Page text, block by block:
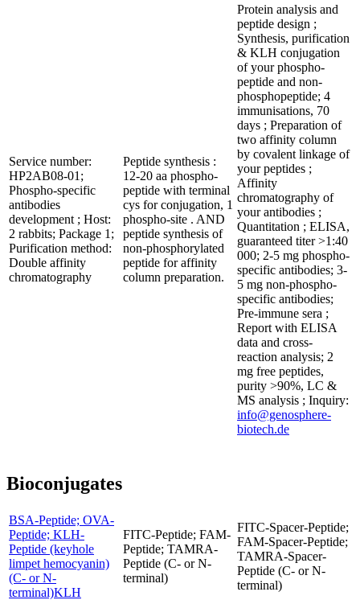
Service number:
HP2AB08-01;
Phospho-specific
antibodies
development ; Host:
2 rabbits; Package 1;
Purification method:
Double affinity
chromatography
Peptide synthesis :
12-20 aa phospho-
peptide with terminal
cys for conjugation, 1
phospho-site . AND
peptide synthesis of
non-phosphorylated
peptide for affinity
column preparation.
Protein analysis and
peptide design ;
Synthesis, purification
& KLH conjugation
of your phospho-
peptide and non-
phosphopeptide; 4
immunisations, 70
days ; Preparation of
two affinity column
by covalent linkage of
your peptides ;
Affinity
chromatography of
your antibodies ;
Quantitation ; ELISA,
guaranteed titer >1:40
000; 2-5 mg phospho-
specific antibodies; 3-
5 mg non-phospho-
specific antibodies;
Pre-immune sera ;
Report with ELISA
data and cross-
reaction analysis; 2
mg free peptides,
purity >90%, LC &
MS analysis ; Inquiry:
info@genosphere-
biotech.de
Bioconjugates
BSA-Peptide; OVA-
Peptide; KLH-
Peptide (keyhole
limpet hemocyanin)
(C- or N-
terminal)KLH
FITC-Peptide; FAM-
Peptide; TAMRA-
Peptide (C- or N-
terminal)
FITC-Spacer-Peptide;
FAM-Spacer-Peptide;
TAMRA-Spacer-
Peptide (C- or N-
terminal)